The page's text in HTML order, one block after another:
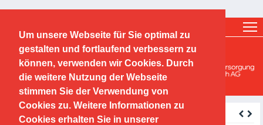
Um unsere Webseite für Sie optimal zu
gestalten und fortlaufend verbessern zu
können, verwenden wir Cookies. Durch
die weitere Nutzung der Webseite
stimmen Sie der Verwendung von
Cookies zu. Weitere Informationen zu
Cookies erhalten Sie in unserer
O.F.C. Kickers 1901 e.V.
Handballabteilung
zurück